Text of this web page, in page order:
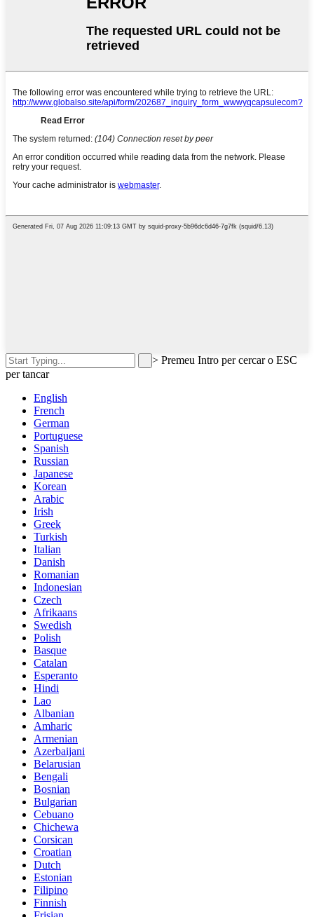
> Premeu Intro per cercar o ESC
per tancar
English
French
German
Portuguese
Spanish
Russian
Japanese
Korean
Arabic
Irish
Greek
Turkish
Italian
Danish
Romanian
Indonesian
Czech
Afrikaans
Swedish
Polish
Basque
Catalan
Esperanto
Hindi
Lao
Albanian
Amharic
Armenian
Azerbaijani
Belarusian
Bengali
Bosnian
Bulgarian
Cebuano
Chichewa
Corsican
Croatian
Dutch
Estonian
Filipino
Finnish